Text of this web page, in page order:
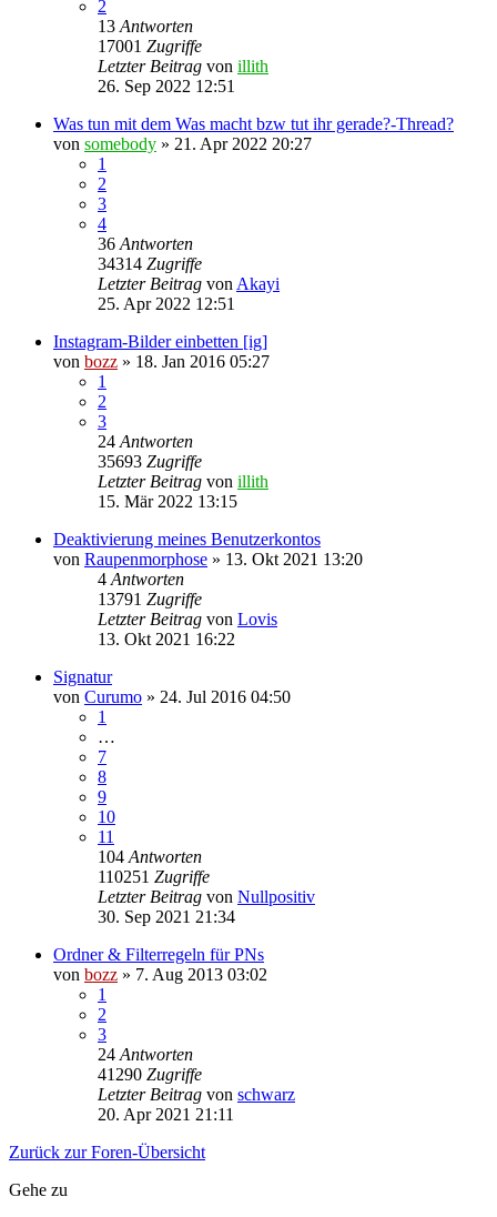
2
13 Antworten
17001 Zugriffe
Letzter Beitrag von illith
26. Sep 2022 12:51
Was tun mit dem Was macht bzw tut ihr gerade?-Thread?
von somebody » 21. Apr 2022 20:27
1
2
3
4
36 Antworten
34314 Zugriffe
Letzter Beitrag von Akayi
25. Apr 2022 12:51
Instagram-Bilder einbetten [ig]
von bozz » 18. Jan 2016 05:27
1
2
3
24 Antworten
35693 Zugriffe
Letzter Beitrag von illith
15. Mär 2022 13:15
Deaktivierung meines Benutzerkontos
von Raupenmorphose » 13. Okt 2021 13:20
4 Antworten
13791 Zugriffe
Letzter Beitrag von Lovis
13. Okt 2021 16:22
Signatur
von Curumo » 24. Jul 2016 04:50
1
…
7
8
9
10
11
104 Antworten
110251 Zugriffe
Letzter Beitrag von Nullpositiv
30. Sep 2021 21:34
Ordner & Filterregeln für PNs
von bozz » 7. Aug 2013 03:02
1
2
3
24 Antworten
41290 Zugriffe
Letzter Beitrag von schwarz
20. Apr 2021 21:11
Zurück zur Foren-Übersicht
Gehe zu